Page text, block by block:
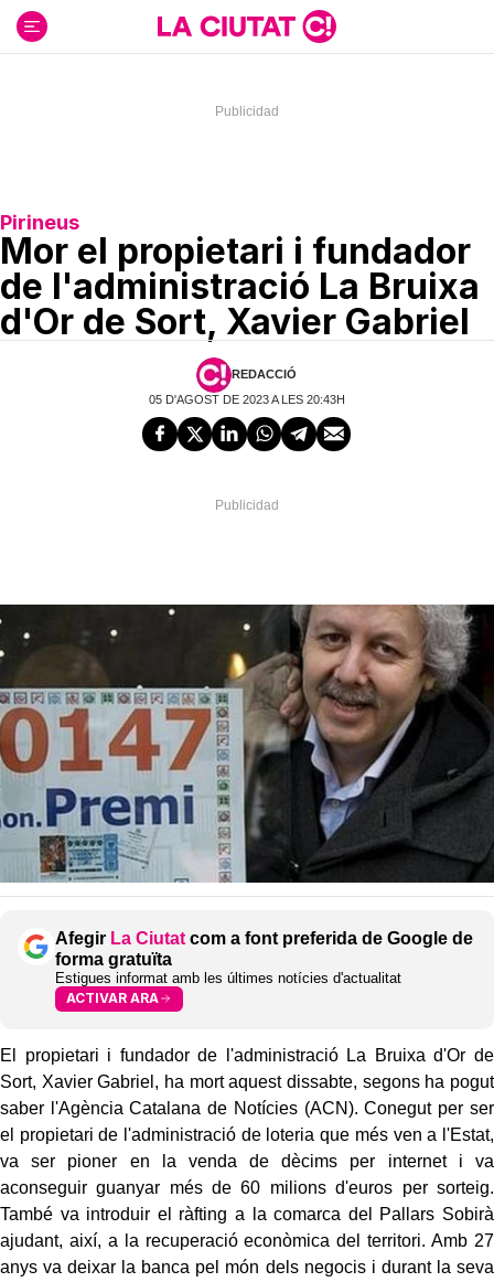
contenido
Pirineus
Mor el propietari i fundador
de l'administració La Bruixa
d'Or de Sort, Xavier Gabriel
REDACCIÓ
05 D'AGOST DE 2023 A LES 20:43H
Afegir La Ciutat com a font preferida de Google de
forma gratuïta
Estigues informat amb les últimes notícies d'actualitat
ACTIVAR ARA
El propietari i fundador de l'administració La Bruixa d'Or de
Sort, Xavier Gabriel, ha mort aquest dissabte, segons ha pogut
saber l'Agència Catalana de Notícies (ACN). Conegut per ser
el propietari de l'administració de loteria que més ven a l'Estat,
va ser pioner en la venda de dècims per internet i va
aconseguir guanyar més de 60 milions d'euros per sorteig.
També va introduir el ràfting a la comarca del Pallars Sobirà
ajudant, així, a la recuperació econòmica del territori. Amb 27
anys va deixar la banca pel món dels negocis i durant la seva